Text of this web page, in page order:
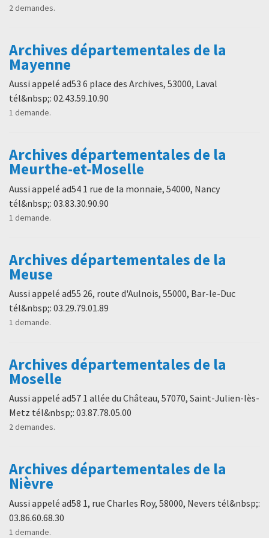
2 demandes.
Archives départementales de la
Mayenne
Aussi appelé ad53 6 place des Archives, 53000, Laval
tél&nbsp;: 02.43.59.10.90
1 demande.
Archives départementales de la
Meurthe-et-Moselle
Aussi appelé ad54 1 rue de la monnaie, 54000, Nancy
tél&nbsp;: 03.83.30.90.90
1 demande.
Archives départementales de la
Meuse
Aussi appelé ad55 26, route d'Aulnois, 55000, Bar-le-Duc
tél&nbsp;: 03.29.79.01.89
1 demande.
Archives départementales de la
Moselle
Aussi appelé ad57 1 allée du Château, 57070, Saint-Julien-lès-
Metz tél&nbsp;: 03.87.78.05.00
2 demandes.
Archives départementales de la
Nièvre
Aussi appelé ad58 1, rue Charles Roy, 58000, Nevers tél&nbsp;:
03.86.60.68.30
1 demande.